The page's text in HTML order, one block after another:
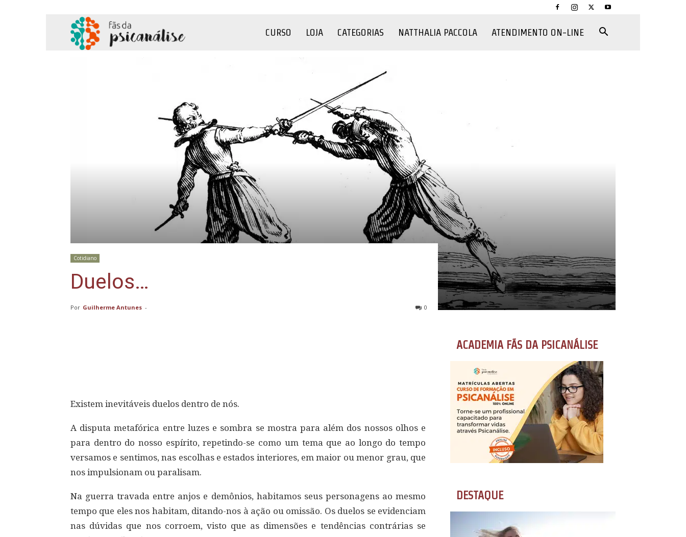
Psicanálise
CURSO LOJA CATEGORIAS NATTHALIA PACCOLA ATENDIMENTO ON-LINE
Cotidiano
Duelos…
Por Guilherme Antunes - 0
Existem inevitáveis duelos dentro de nós.
A disputa metafórica entre luzes e sombra se mostra para além dos nossos olhos e
para dentro do nosso espírito, repetindo-se como um tema que ao longo do tempo
versamos e sentimos, nas escolhas e estados interiores, em maior ou menor grau, que
nos impulsionam ou paralisam.
Na guerra travada entre anjos e demônios, habitamos seus personagens ao mesmo
tempo que eles nos habitam, ditando-nos à ação ou omissão. Os duelos se evidenciam
nas dúvidas que nos corroem, visto que as dimensões e tendências contrárias se
ACADEMIA FÃS DA PSICANÁLISE
DESTAQUE